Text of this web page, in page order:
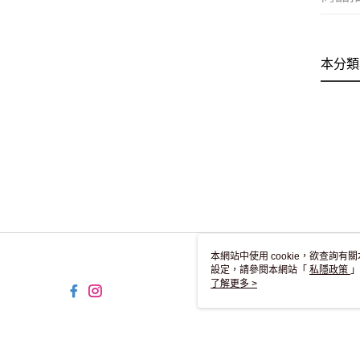
本分
本網站中使用 cookie，欲查詢有
設定，請參閱本網站「 私隱政策
用 cookie。
了解更多 >